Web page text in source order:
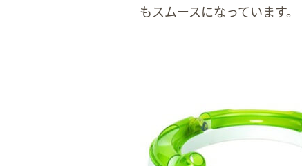
もスムースになっています。